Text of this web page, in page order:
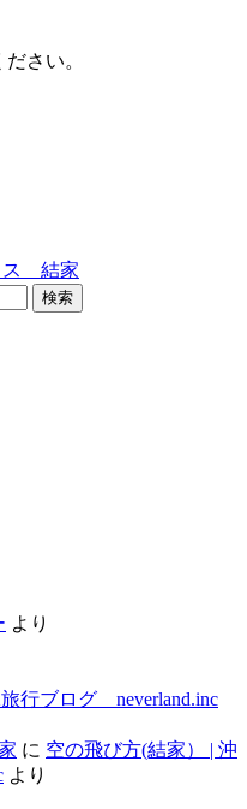
さい。
ス 結家
検索
より
行ブログ neverland.inc
に 空の飛び方(結家） | 沖
より